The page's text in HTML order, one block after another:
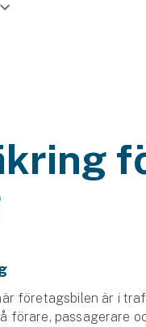
företagsbilen är i
förare, passagerare